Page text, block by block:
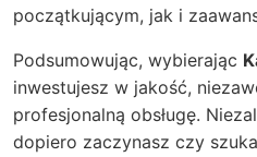
początkującym, jak i
Podsumowując, wybierając
inwestujesz w jakość,
profesjonalną obsługę.
dopiero zaczynasz czy